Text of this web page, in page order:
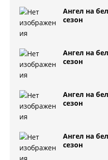
Ангел на
сезон
Ангел на
сезон
Ангел на
сезон
Ангел на
сезон